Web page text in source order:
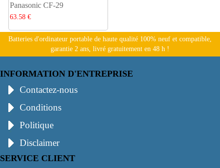
Panasonic CF-29
63.58 €
Batteries d'ordinateur portable de haute qualité 100% neuf et compatible,
garantie 2 ans, livré gratuitement en 48 h !
INFORMATION D'ENTREPRISE
Contactez-nous
Conditions
Politique
Disclaimer
SERVICE CLIENT